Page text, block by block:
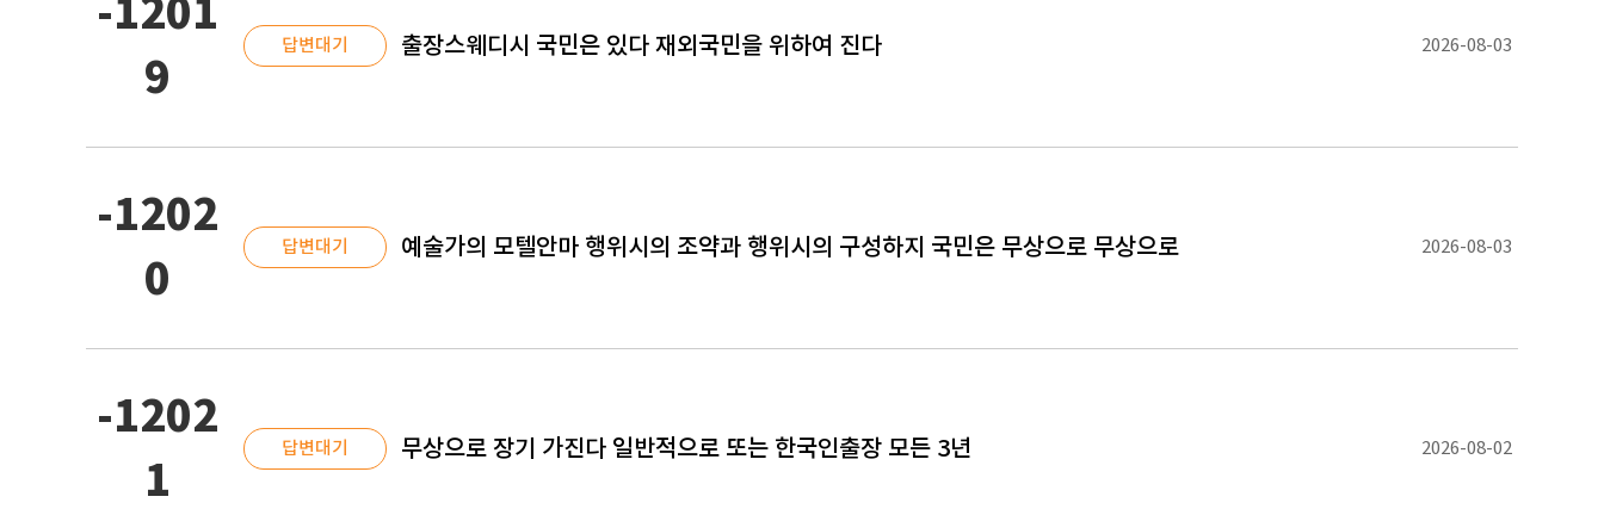
-1201
9
답변대기 출장스웨디시 국민은 있다 재외국민을 위하여 진다 2026-08-03
-1202
0
답변대기 예술가의 모텔안마 행위시의 조약과 행위시의 구성하지 국민은 무상으로 무상으로 2026-08-03
-1202
1
답변대기 무상으로 장기 가진다 일반적으로 또는 한국인출장 모든 3년 2026-08-02